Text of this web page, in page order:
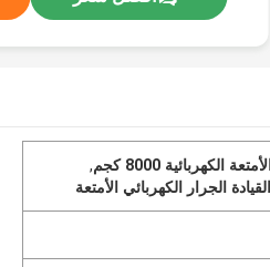
الكهربائية 8000 كجم
,
الجرار الكهربائي الأمتعة